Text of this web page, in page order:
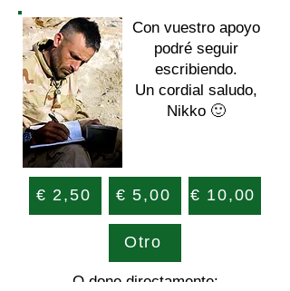
Con vuestro apoyo
podré seguir
escribiendo.
Un cordial saludo,
Nikko 🙂
€ 2,50 € 5,00 € 10,00
Otro
O done directamente: